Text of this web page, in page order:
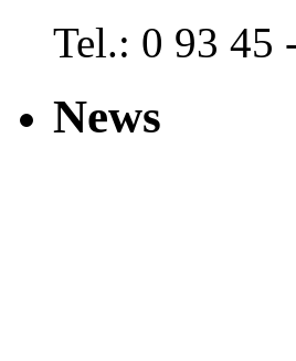
Tel.: 0 93 45
News